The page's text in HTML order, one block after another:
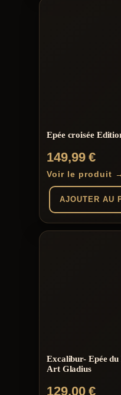
Epée croisée
149,99€
Voir le produit →
AJOUTER AU
Excalibur- Epée
Art Gladius
129,00€